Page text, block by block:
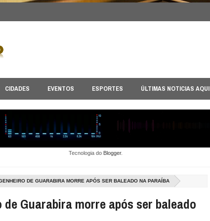
CIDADES EVENTOS ESPORTES ÚLTIMAS NOTICIAS AQUI
Tecnologia do Blogger.
DE GUARABIRA MORRE APÓS SER BALEADO NA PARAÍBA
de Guarabira morre após ser baleado